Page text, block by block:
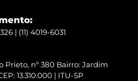
| (11) 4019-6031
Prieto, nº 380 Bairro: Jardim
13.310.000 | ITU-SP